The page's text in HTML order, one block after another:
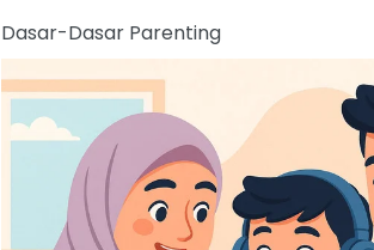
Dasar-Dasar Parenting